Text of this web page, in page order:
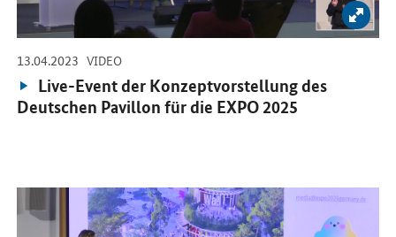
Bild
13.04.2023 -
VIDEO-
Video:
Live-Event der Konzeptvorstellung des
Deutschen Pavillon für die EXPO 2025
Öffnet Einzelsicht